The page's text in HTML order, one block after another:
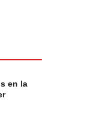
en la